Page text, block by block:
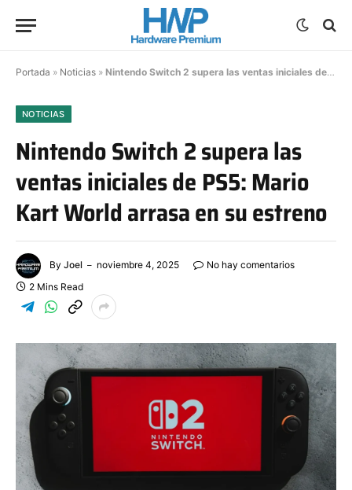
Portada » Noticias » Nintendo Switch 2 supera las ventas iniciales de PS5: Mario Kart World arrasa en su estreno
NOTICIAS
Nintendo Switch 2 supera las
ventas iniciales de PS5: Mario
Kart World arrasa en su estreno
By Joel noviembre 4, 2025
No hay comentarios
2 Mins Read